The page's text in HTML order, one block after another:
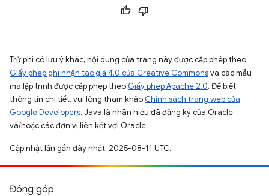
Trừ phi có lưu ý khác, nội dung của trang này được cấp phép theo
Giấy phép ghi nhận tác giả 4.0 của Creative Commonsvà các mẫu
mã lập trình được cấp phép theo Giấy phép Apache 2.0. Để biết
thông tin chi tiết, vui lòng tham khảo Chính sách trang web của
Google Developers. Java là nhãn hiệu đã đăng ký của Oracle
và/hoặc các đơn vị liên kết với Oracle.
Cập nhật lần gần đây nhất: 2025-08-11 UTC.
Đóng góp